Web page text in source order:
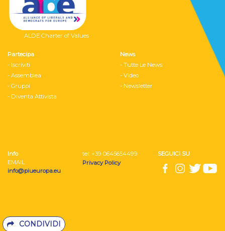
CONDIVIDI
ALDE Charter of Values
Partecipa
- Iscriviti
- Assemblea
- Gruppi
- Diventa Attivista
News
- Tutte Le News
- Video
- Newsletter
Info
EMAIL
info@piueuropa.eu
tel: ‭+39 0645654499
Privacy Policy
SEGUICI SU